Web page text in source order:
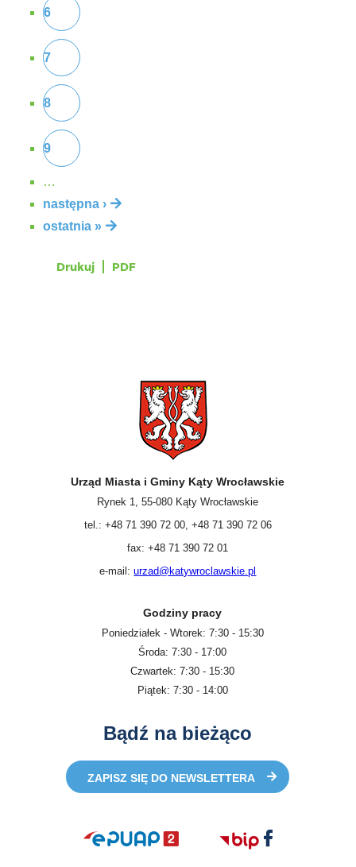
6
7
8
9
…
następna ›
ostatnia »
Drukuj PDF
Urząd Miasta i Gminy Kąty Wrocławskie
Rynek 1, 55-080 Kąty Wrocławskie
tel.: +48 71 390 72 00, +48 71 390 72 06
fax: +48 71 390 72 01
e-mail:urzad@katywroclawskie.pl
Godziny pracy
Poniedziałek - Wtorek: 7:30 - 15:30
Środa: 7:30 - 17:00
Czwartek: 7:30 - 15:30
Piątek: 7:30 - 14:00
Bądź na bieżąco
ZAPISZ SIĘ DO NEWSLETTERA